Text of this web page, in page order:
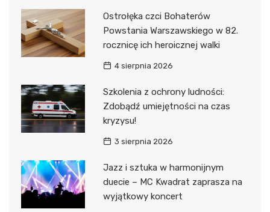
Ostrołęka czci Bohaterów
Powstania Warszawskiego w 82.
rocznicę ich heroicznej walki
4 sierpnia 2026
Szkolenia z ochrony ludności:
Zdobądź umiejętności na czas
kryzysu!
3 sierpnia 2026
Jazz i sztuka w harmonijnym
duecie – MC Kwadrat zaprasza na
wyjątkowy koncert